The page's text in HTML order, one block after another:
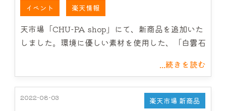
イベント 楽天情報
天市場「CHU-PA shop」にて、新商品を追加いた
しました。環境に優しい素材を使用した、「白雲石
...続きを読む
2022-08-03 楽天市場 新商品